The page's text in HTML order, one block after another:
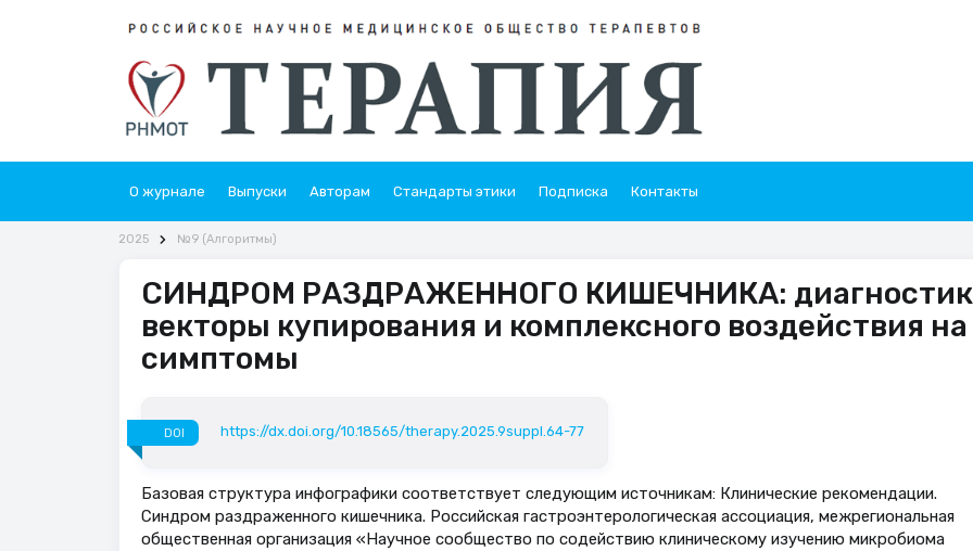
О журнале Выпуски Авторам Стандарты этики Подписка Контакты
2025 №9 (Алгоритмы)
СИНДРОМ РАЗДРАЖЕННОГО КИШЕЧНИКА:
векторы купирования и комплексного воздействия на
симптомы
DOI https://dx.doi.org/10.18565/therapy.2025.9suppl.64-77
Базовая структура инфографики соответствует следующим источникам: Клинические рекомендации.
Синдром раздраженного кишечника. Российская гастроэнтерологическая ассоциация, межрегиональная
общественная организация «Научное сообщество по содействию клиническому изучению микробиома